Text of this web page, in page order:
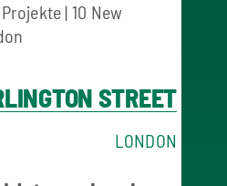
Projekte| 10 New
STREET
LONDON